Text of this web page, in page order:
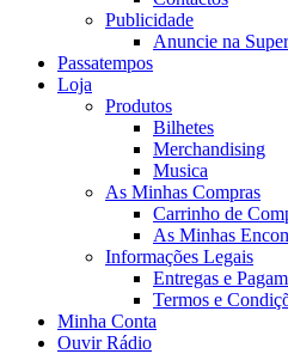
Publicidade
Anuncie na
Passatempos
Loja
Produtos
Bilhetes
Merchandising
Musica
As Minhas Compras
Carrinho de
As Minhas
Informações Legais
Entregas e
Termos e
Minha Conta
Ouvir Rádio